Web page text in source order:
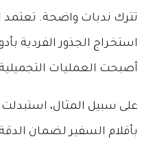
تترك ندبات واضحة. تعتمد
استخراج الجذور الفردية
أصبحت العمليات التجميلية
على سبيل المثال،
بأقلام السفير لضمان